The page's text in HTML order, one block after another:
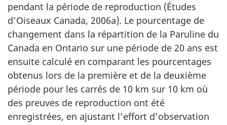
pendant la période de reproduction (Études
d’Oiseaux Canada, 2006a). Le pourcentage de
changement dans la répartition de la Paruline du
Canada en Ontario sur une période de 20 ans est
ensuite calculé en comparant les pourcentages
obtenus lors de la première et de la deuxième
période pour les carrés de 10 km sur 10 km où
des preuves de reproduction ont été
enregistrées, en ajustant l’effort d’observation